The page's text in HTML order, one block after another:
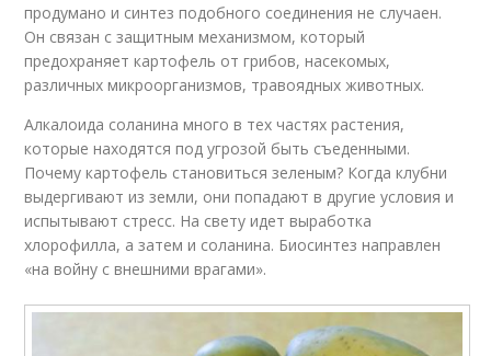
продумано и синтез подобного соединения не случаен.
Он связан с защитным механизмом, который
предохраняет картофель от грибов, насекомых,
различных микроорганизмов, травоядных животных.
Алкалоида соланина много в тех частях растения,
которые находятся под угрозой быть съеденными.
Почему картофель становиться зеленым? Когда клубни
выдергивают из земли, они попадают в другие условия и
испытывают стресс. На свету идет выработка
хлорофилла, а затем и соланина. Биосинтез направлен
«на войну с внешними врагами».